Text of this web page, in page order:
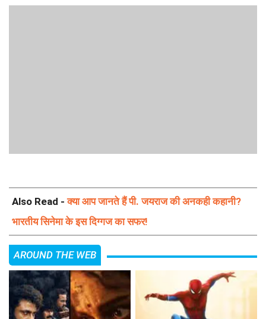
Also Read -क्या आप जानते हैं पी. जयराज की अनकही कहानी?
भारतीय सिनेमा के इस दिग्गज का सफर!
AROUND THE WEB